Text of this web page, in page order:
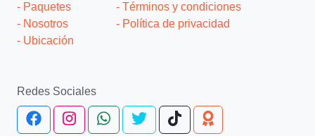
- Paquetes
- Nosotros
- Ubicación
- Términos y condiciones
- Política de privacidad
Redes Sociales